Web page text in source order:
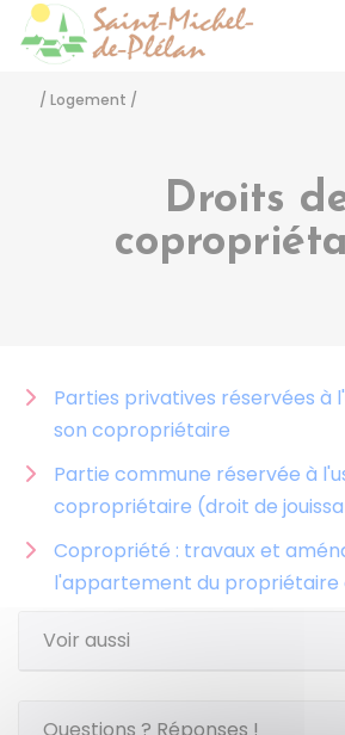
/ Logement /
Droits
Parties privatives réservées à
son copropriétaire
Partie commune réservée à
copropriétaire (droit de
Copropriété : travaux et
l'appartement du propriétaire
Voir aussi